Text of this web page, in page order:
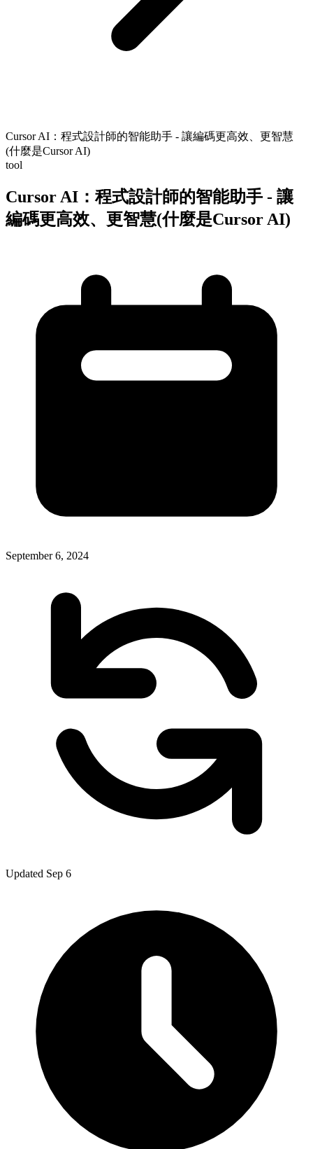
Cursor AI：程式設計師的智能助手 - 讓編碼更高效、更智慧
(什麼是Cursor AI)
tool
Cursor AI：程式設計師的智能助手 - 讓
編碼更高效、更智慧(什麼是Cursor AI)
September 6, 2024
Updated Sep 6